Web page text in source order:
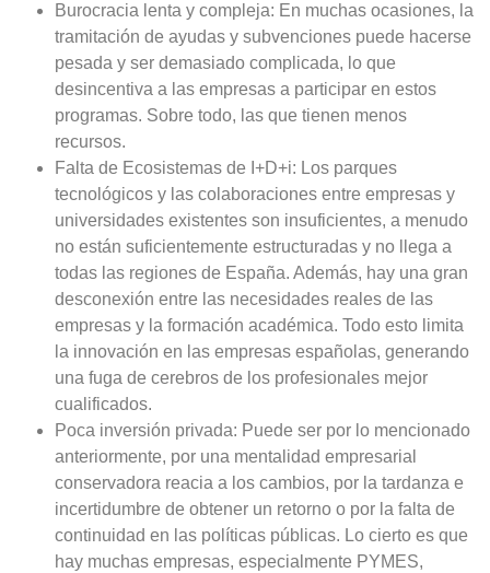
Burocracia lenta y compleja: En muchas ocasiones, la
tramitación de ayudas y subvenciones puede hacerse
pesada y ser demasiado complicada, lo que
desincentiva a las empresas a participar en estos
programas. Sobre todo, las que tienen menos
recursos.
Falta de Ecosistemas de I+D+i: Los parques
tecnológicos y las colaboraciones entre empresas y
universidades existentes son insuficientes, a menudo
no están suficientemente estructuradas y no llega a
todas las regiones de España. Además, hay una gran
desconexión entre las necesidades reales de las
empresas y la formación académica. Todo esto limita
la innovación en las empresas españolas, generando
una fuga de cerebros de los profesionales mejor
cualificados.
Poca inversión privada: Puede ser por lo mencionado
anteriormente, por una mentalidad empresarial
conservadora reacia a los cambios, por la tardanza e
incertidumbre de obtener un retorno o por la falta de
continuidad en las políticas públicas. Lo cierto es que
hay muchas empresas, especialmente PYMES,